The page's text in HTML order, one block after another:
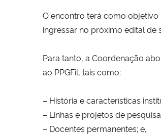
O encontro terá como objetivo
ingressar no próximo edital
Para tanto, a Coordenação
ao PPGFil, tais como:
– História e características
– Linhas e projetos de
– Docentes permanentes; e,